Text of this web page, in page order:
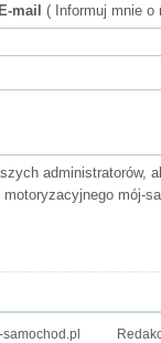
E-mail ( Informuj mnie o
administratorów,
motoryzacyjnego mój-